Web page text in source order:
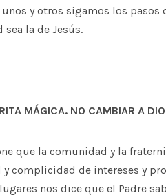
y otros sigamos los pasos
la de Jesús.
MÁGICA. NO CAMBIAR A
que la comunidad y la
complicidad de intereses y
nos dice que el Padre